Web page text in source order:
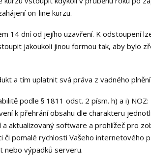
on-line kurzu.
14 dní od jejího uzavření. K odstoupení
jakoukoli jinou formou tak, aby bylo
a tím uplatnit svá práva z vadného
podle § 1811 odst. 2 písm. h) a i)
k přehrání obsahu dle charakteru
aktualizovaný software a prohlížeč pro
pomalé rychlosti Vašeho internetového
nebo výpadků serveru.